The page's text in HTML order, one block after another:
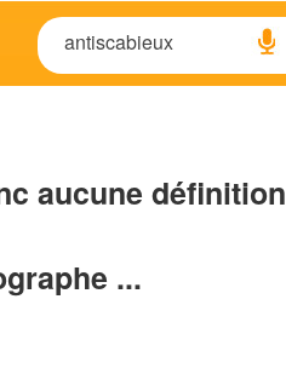
aucune définition
...